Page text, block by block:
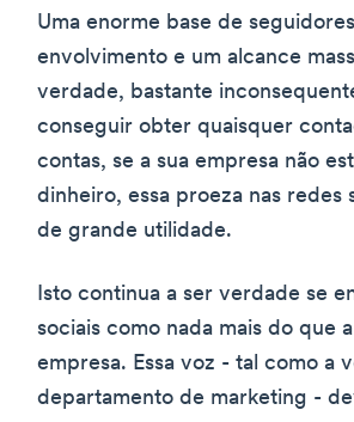
Uma enorme base de
envolvimento e um alcance
verdade, bastante
conseguir obter quaisquer
contas, se a sua empresa não
dinheiro, essa proeza nas redes
de grande utilidade.
Isto continua a ser verdade se
sociais como nada mais do que
empresa. Essa voz - tal como a
departamento de marketing -